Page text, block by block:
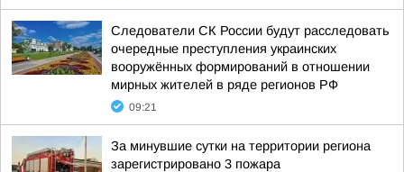
Следователи СК России будут расследовать
очередные преступления украинских
вооружённых формирований в отношении
мирных жителей в ряде регионов РФ
09:21
За минувшие сутки на территории региона
зарегистрировано 3 пожара